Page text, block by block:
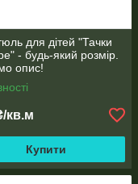
для дітей "Тачки
- будь-який розмір.
опис!
кв.м
Купити